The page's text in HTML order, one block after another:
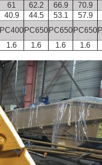
61 62.2 66.9 70.9
40.9 44.5 53.1 57.9
PC400PC650PC650PC650
1.6 1.6 1.6 1.6